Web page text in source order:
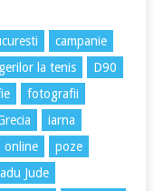
campanie
la tenis
D90
fotografii
iarna
online
poze
Jude